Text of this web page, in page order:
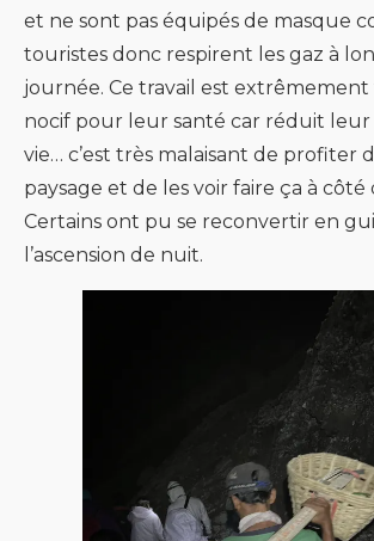
et ne sont pas équipés de masque
touristes donc respirent les gaz à
journée. Ce travail est
nocif pour leur santé car réduit leur
vie… c’est très malaisant de profiter
paysage et de les voir faire ça à côté
Certains ont pu se reconvertir en
l’ascension de nuit.